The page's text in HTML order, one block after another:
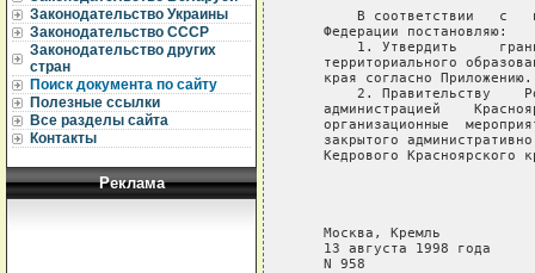
Законодательство Украины
Законодательство СССР
Законодательство других
стран
Поиск документа по сайту
Полезные ссылки
Все разделы сайта
Контакты
Реклама
В соответствии   с
   Федерации постановляю:
1. Утвердить
территориального
   края согласно Приложению.
2. Правительству
администрацией
организационные
закрытого
Кедрового Красноярского
   Москва, Кремль
   13 августа 1998 года
   N 958